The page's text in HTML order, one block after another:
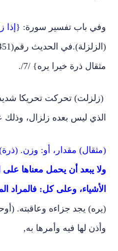
وفي باب تفسير سورة: {إذا
مثقال ذرة خيرا يره} /7/.
(زلزلت) تحركت تحريكا
الذي ليس بعده زلزال، وذلك
(مثقال) مقدار، أو: وزن.
ولا يبعد أن يحمل معناها على
الأشياء، وعلى كل: فالمراد
(يره) يجد جزاءه وعاقبته.
وأذن لها فيه وأمرها به,